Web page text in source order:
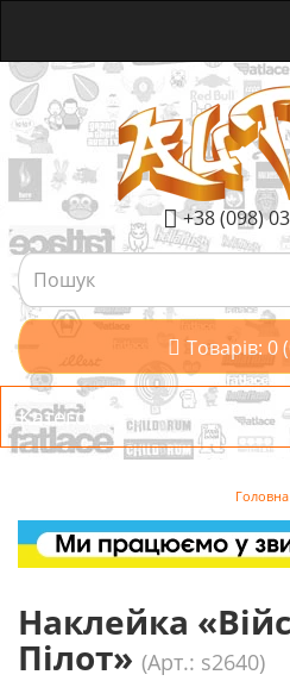
+38 (098)
Товарів: 0
Категорії
Головна
Наклейка
Пілот» (Арт.: s2640)